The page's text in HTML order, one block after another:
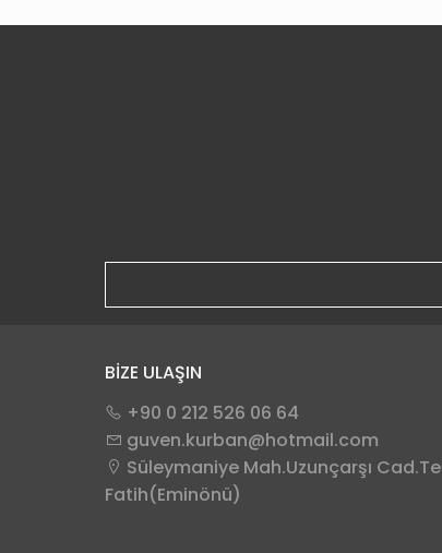
BİZE ULAŞIN
+90 0 212 526 06 64
guven.kurban@hotmail.com
Süleymaniye Mah.Uzunçarşı
Fatih(Eminönü)